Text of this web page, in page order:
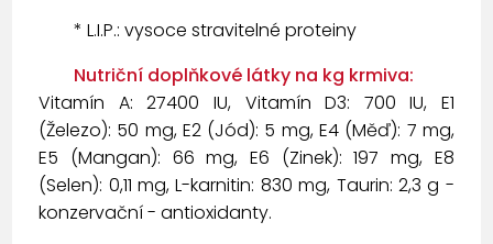
* L.I.P.: vysoce stravitelné proteiny
Nutriční doplňkové látky na kg krmiva:
Vitamín A: 27400 IU, Vitamín D3: 700 IU, E1
(Železo): 50 mg, E2 (Jód): 5 mg, E4 (Měď): 7 mg,
E5 (Mangan): 66 mg, E6 (Zinek): 197 mg, E8
(Selen): 0,11 mg, L-karnitin: 830 mg, Taurin: 2,3 g -
konzervační - antioxidanty.